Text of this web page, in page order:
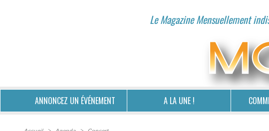
Le Magazine Mensuellement
ANNONCEZ UN ÉVÉNEMENT A LA UNE !